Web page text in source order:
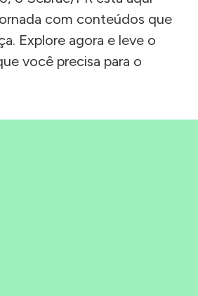
com conteúdos que
Explore agora e leve o
você precisa para o